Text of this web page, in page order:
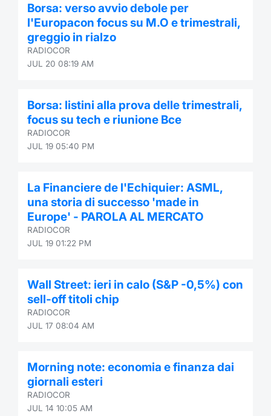
Borsa: verso avvio debole per
l'Europacon focus su M.O e trimestrali,
greggio in rialzo
RADIOCOR
JUL 20 08:19 AM
Borsa: listini alla prova delle trimestrali,
focus su tech e riunione Bce
RADIOCOR
JUL 19 05:40 PM
La Financiere de l'Echiquier: ASML,
una storia di successo 'made in
Europe' - PAROLA AL MERCATO
RADIOCOR
JUL 19 01:22 PM
Wall Street: ieri in calo (S&P -0,5%) con
sell-off titoli chip
RADIOCOR
JUL 17 08:04 AM
Morning note: economia e finanza dai
giornali esteri
RADIOCOR
JUL 14 10:05 AM